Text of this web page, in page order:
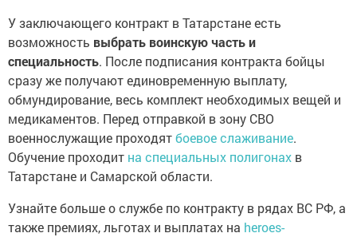
У заключающего контракт в Татарстане есть
возможность выбрать воинскую часть и
специальность. После подписания контракта бойцы
сразу же получают единовременную выплату,
обмундирование, весь комплект необходимых вещей и
медикаментов. Перед отправкой в зону СВО
военнослужащие проходятбоевое слаживание.
Обучение проходит на специальных полигонах в
Татарстане и Самарской области.
Узнайте больше о службе по контракту в рядах ВС РФ, а
также премиях, льготах и выплатах на heroes-